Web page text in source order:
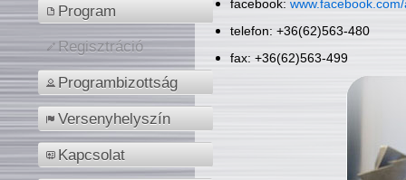
Program
Regisztráció
Programbizottság
Versenyhelyszín
Kapcsolat
facebook:
telefon: +36(62)563-480
fax: +36(62)563-499